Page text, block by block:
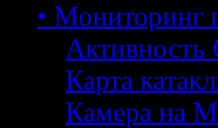
• Мониторинг
Активность
Карта
Камера на